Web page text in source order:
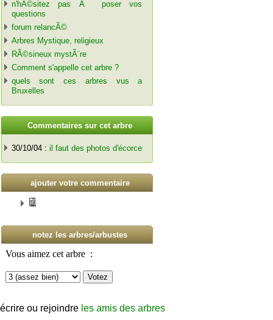
n'hÃ©sitez pas Ã poser vos
questions
forum relancÃ©
Arbres Mystique, religieux
RÃ©sineux mystÃ¨re
Comment s'appelle cet arbre ?
quels sont ces arbres vus a
Bruxelles
Commentaires sur cet arbre
30/10/04 : il faut des photos d'écorce
ajouter votre commentaire
notez les arbres/arbustes
écrire ou rejoindre les amis des arbres